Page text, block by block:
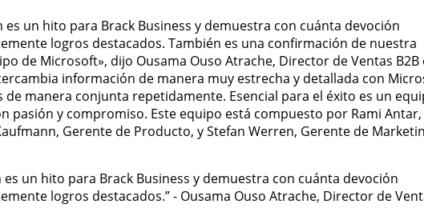
un hito para Brack Business y demuestra con cuánta devoción
logros destacados. También es una confirmación de nuestra
de Microsoft», dijo Ousama Ouso Atrache, Director de Ventas B2B
información de manera muy estrecha y detallada con
de manera conjunta repetidamente. Esencial para el éxito es un
pasión y compromiso. Este equipo está compuesto por Rami Antar,
Gerente de Producto, y Stefan Werren, Gerente de
un hito para Brack Business y demuestra con cuánta devoción
logros destacados.” - Ousama Ouso Atrache, Director de